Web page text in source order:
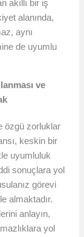
akıllı bir iş
alanında,
aynı
de uyumlu
ve
özgü zorluklar
keskin bir
uyumluluk
sonuçlara yol
görevi
almaktadır.
anlayın,
yol